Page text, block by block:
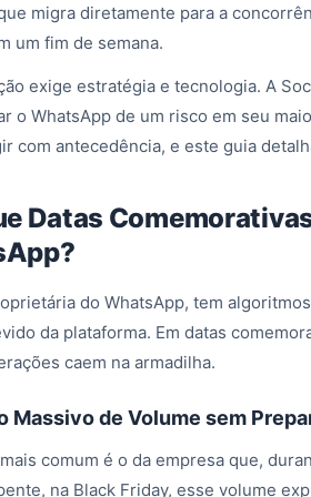
migra diretamente para a
um fim de semana.
exige estratégia e tecnologia. A
o WhatsApp de um risco em seu
com antecedência, e este guia
Datas
do WhatsApp, tem
da plataforma. Em datas
caem na armadilha.
Massivo de Volume sem
comum é o da empresa que,
na Black Friday, esse volume